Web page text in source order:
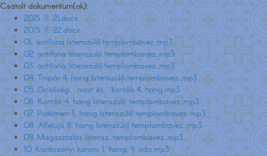
Csatolt dokumentum(ok):
2015. 11. 21.docx
2015. 11. 22.docx
01. antifona Istenszülő templombavez..mp3
02. antifona Istenszülő templombavez..mp3
03. antifona Istenszülő templombavez..mp3
04. Tropár 4. hang Istenszülő templombavez..mp3
05. Dicsőség... most és... konták 4. hang.mp3
06. Konták 4. hang Istenszülő templombavez..mp3
07. Prokimen 3. hang Istenszülő templombavez..mp3
08. Alleluja 8. hang Istenszülő templombavez..mp3
09. Magasztalás Istensz. templombavez..mp3
10. Karácsonyi kánon, 1. hang, 9. óda.mp3